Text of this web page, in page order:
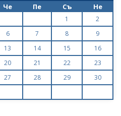
Че Пе Съ Не
1
2
6 7 8
9
13 14 15
16
20 21 22
23
27 28 29
30